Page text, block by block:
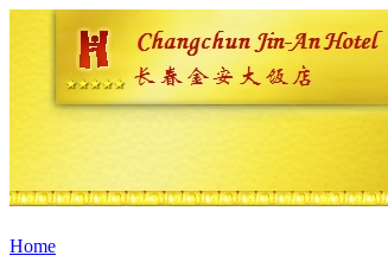
Home